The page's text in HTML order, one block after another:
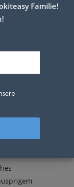
Familie!